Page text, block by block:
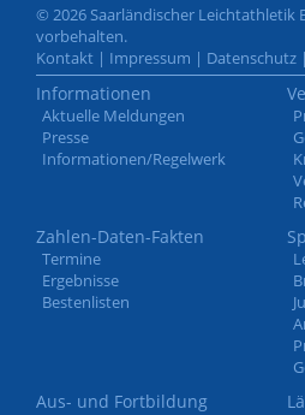
© 2026 Saarländischer Leichtathletik
vorbehalten.
Kontakt | Impressum | Datenschutz |
Informationen
Aktuelle Meldungen
Presse
Informationen/Regelwerk
Zahlen-Daten-Fakten
Termine
Ergebnisse
Bestenlisten
Aus- und Fortbildung